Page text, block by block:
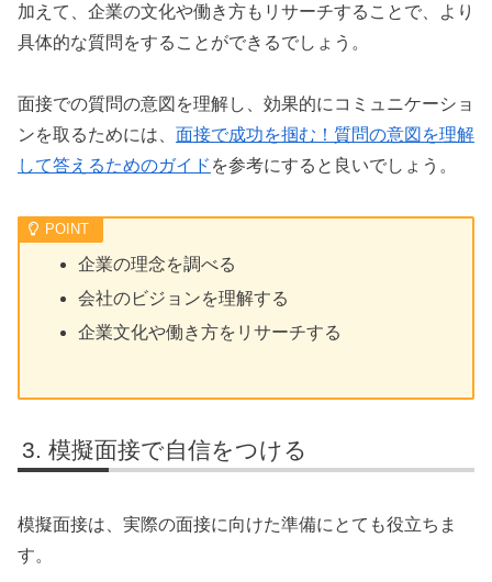
加えて、企業の文化や働き方もリサーチすることで、より
具体的な質問をすることができるでしょう。
面接での質問の意図を理解し、効果的にコミュニケーショ
ンを取るためには、 面接で成功を掴む！質問の意図を理解
して答えるためのガイド を参考にすると良いでしょう。
企業の理念を調べる
会社のビジョンを理解する
企業文化や働き方をリサーチする
模擬面接で自信をつける
模擬面接は、実際の面接に向けた準備にとても役立ちま
す。